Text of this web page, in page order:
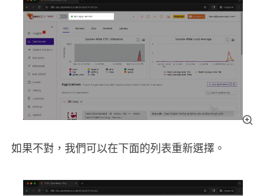
如果不對，我們可以在下面的列表重新選擇。